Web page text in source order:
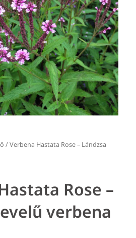
/ Verbena Hastata Rose – Lándzsa
Rose –
verbena